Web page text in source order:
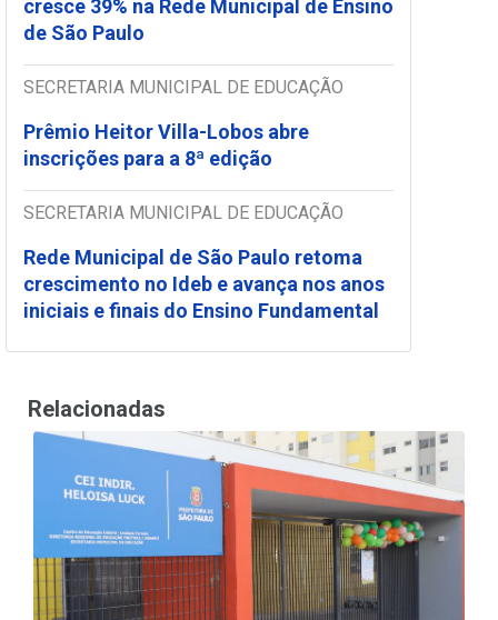
cresce 39% na Rede Municipal de Ensino
de São Paulo
SECRETARIA MUNICIPAL DE EDUCAÇÃO
Prêmio Heitor Villa-Lobos abre
inscrições para a 8ª edição
SECRETARIA MUNICIPAL DE EDUCAÇÃO
Rede Municipal de São Paulo retoma
crescimento no Ideb e avança nos anos
iniciais e finais do Ensino Fundamental
Relacionadas